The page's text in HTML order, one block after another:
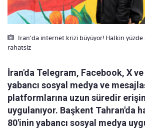
Iran'da internet krizi büyüyor! Halkin
rahatsiz
İran'da Telegram, Facebook, X
yabancı sosyal medya ve
platformlarına uzun süredir
uygulanıyor. Başkent Tahran'da
80'inin yabancı sosyal medya